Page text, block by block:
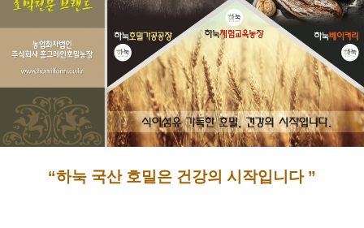
“하눅 국산 호밀은 건강의 시작입니다 ”